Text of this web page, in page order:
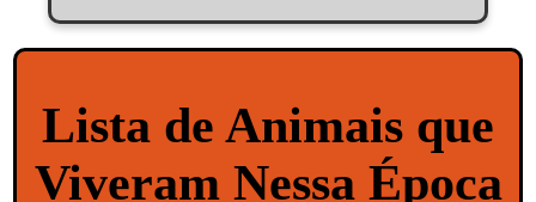
Lista de Animais que
Viveram Nessa Época